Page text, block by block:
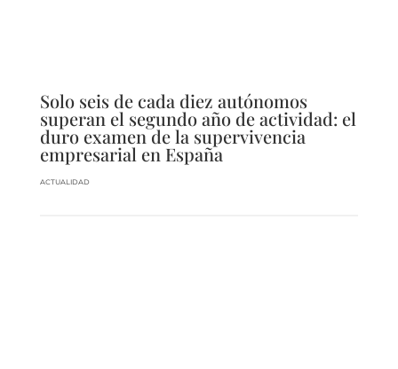
Solo seis de cada diez autónomos
superan el segundo año de actividad: el
duro examen de la supervivencia
empresarial en España
ACTUALIDAD